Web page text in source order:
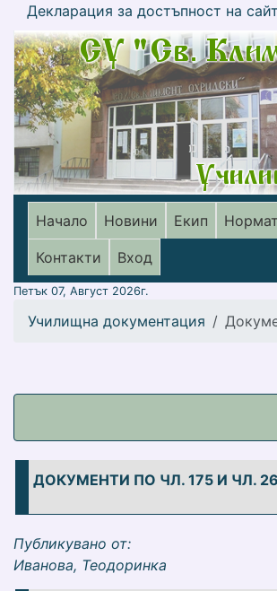
Декларация за достъпност на
меню горно
Начало Новини Екип
Контакти Вход
Петък 07, Август 2026г.
Училищна документация
ДОКУМЕНТИ ПО ЧЛ. 175 И ЧЛ.
Публикувано от:
Иванова, Теодоринка